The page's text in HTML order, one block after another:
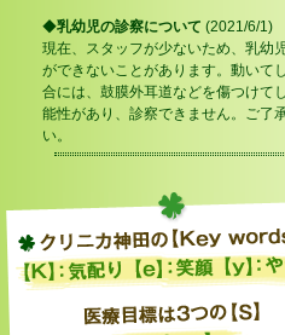
◆乳幼児の診察について (2021/6/1)
現在、スタッフが少ないため、乳幼
ができないことがあります。動いて
合には、鼓膜外耳道などを傷つけて
能性があり、診察できません。ご了
い。